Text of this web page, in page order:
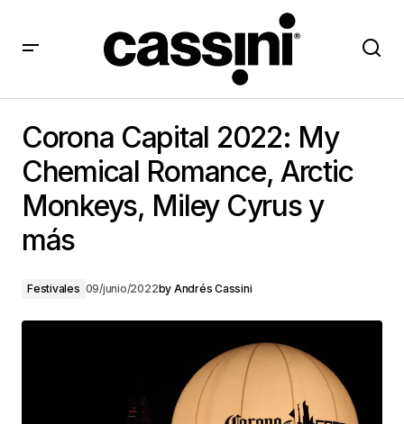
Monkeys, Miley Cyrus y más
Corona Capital 2022: My
Chemical Romance, Arctic
Monkeys, Miley Cyrus y
más
Festivales 09/junio/2022by Andrés Cassini